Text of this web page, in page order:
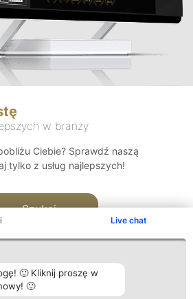
Live chat
🙂 Kliknij proszę w
🙂
w branży
Ciebie? Sprawdź naszą
tylko z usług najlepszych!
Szukaj